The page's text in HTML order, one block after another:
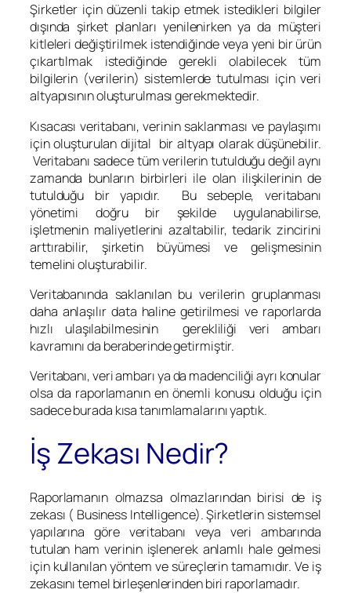
Şirketler için düzenli takip etmek istedikleri bilgiler
dışında şirket planları yenilenirken ya da müşteri
kitleleri değiştirilmek istendiğinde veya yeni bir ürün
çıkartılmak istediğinde gerekli olabilecek tüm
bilgilerin (verilerin) sistemlerde tutulması için veri
altyapısının oluşturulması gerekmektedir.
Kısacası veritabanı, verinin saklanması ve paylaşımı
için oluşturulan dijital bir altyapı olarak düşünebilir.
Veritabanı sadece tüm verilerin tutulduğu değil aynı
zamanda bunların birbirleri ile olan ilişkilerinin de
tutulduğu bir yapıdır. Bu sebeple, veritabanı
yönetimi doğru bir şekilde uygulanabilirse,
işletmenin maliyetlerini azaltabilir, tedarik zincirini
arttırabilir, şirketin büyümesi ve gelişmesinin
temelini oluşturabilir.
Veritabanında saklanılan bu verilerin gruplanması
daha anlaşılır data haline getirilmesi ve raporlarda
hızlı ulaşılabilmesinin gerekliliği veri ambarı
kavramını da beraberinde getirmiştir.
Veritabanı, veri ambarı ya da madenciliği ayrı konular
olsa da raporlamanın en önemli konusu olduğu için
sadece burada kısa tanımlamalarını yaptık.
İş Zekası Nedir?
Raporlamanın olmazsa olmazlarından birisi de iş
zekası ( Business Intelligence). Şirketlerin sistemsel
yapılarına göre veritabanı veya veri ambarında
tutulan ham verinin işlenerek anlamlı hale gelmesi
için kullanılan yöntem ve süreçlerin tamamıdır. Ve iş
zekasını temel birleşenlerinden biri raporlamadır.